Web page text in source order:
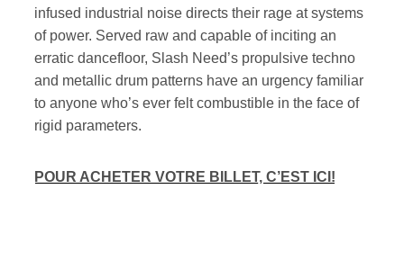
infused industrial noise directs their rage at systems
of power. Served raw and capable of inciting an
erratic dancefloor, Slash Need’s propulsive techno
and metallic drum patterns have an urgency familiar
to anyone who’s ever felt combustible in the face of
rigid parameters.
POUR ACHETER VOTRE BILLET, C’EST ICI!